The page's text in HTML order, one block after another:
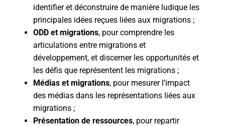
identifier et déconstruire de manière ludique les
principales idées reçues liées aux migrations ;
ODD et migrations, pour comprendre les
articulations entre migrations et
développement, et discerner les opportunités et
les défis que représentent les migrations ;
Médias et migrations, pour mesurer l’impact
des médias dans les représentations liées aux
migrations ;
Présentation de ressources, pour repartir